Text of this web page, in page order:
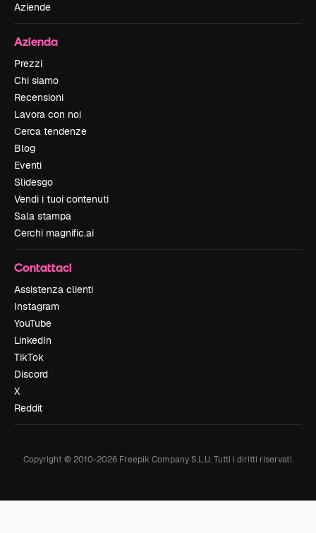
Aziende
Azienda
Prezzi
Chi siamo
Recensioni
Lavora con noi
Cerca tendenze
Blog
Eventi
Slidesgo
Vendi i tuoi contenuti
Sala stampa
Cerchi magnific.ai
Contattaci
Assistenza clienti
Instagram
YouTube
LinkedIn
TikTok
Discord
X
Reddit
Copyright © 2010-2026Freepik Company S.L.U. Tutti i diritti riservati.